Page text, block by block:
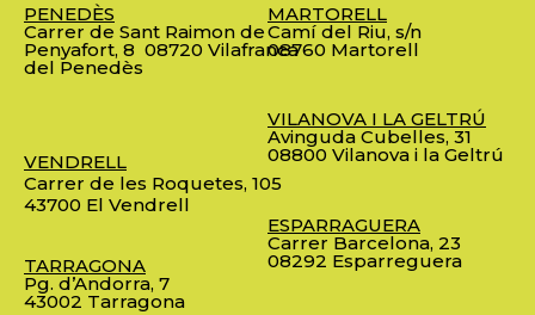
PENEDÈS
Carrer de Sant Raimon de
Penyafort, 8 08720 Vilafranca
del Penedès
VENDRELL
Carrer de les Roquetes, 105
43700 El Vendrell
TARRAGONA
Pg. d’Andorra, 7
43002 Tarragona
MARTORELL
Camí del Riu, s/n
08760 Martorell
VILANOVA I LA GELTRÚ
Avinguda Cubelles, 31
08800 Vilanova i la Geltrú
ESPARRAGUERA
Carrer Barcelona, 23
08292 Esparreguera